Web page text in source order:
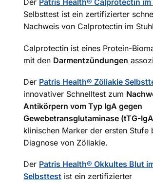
Der Patris Health® Calprotectin im
Selbsttest ist ein zertifizierter
Nachweis von Calprotectin im
Calprotectin ist eines Protein-
mit den Darmentzündungen
Der Patris Health® Zöliakie
innovativer Schnelltest zum
Antikörpern vom Typ IgA gegen
Gewebetransglutaminase (tTG-
klinischen Marker der ersten Stufe
Diagnose von Zöliakie.
Der Patris Health® Okkultes Blut
Selbsttest ist ein zertifizierter